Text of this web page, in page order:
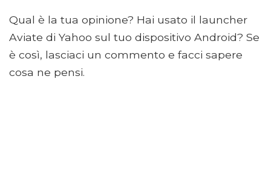
Qual è la tua opinione? Hai usato il launcher
Aviate di Yahoo sul tuo dispositivo Android? Se
è così, lasciaci un commento e facci sapere
cosa ne pensi.